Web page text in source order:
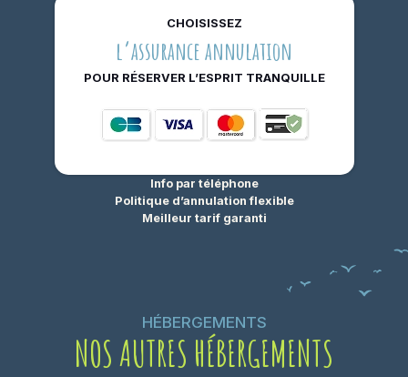
CHOISISSEZ
l’assurance annulation
POUR RÉSERVER L’ESPRIT TRANQUILLE
Info par téléphone
Politique d’annulation flexible
Meilleur tarif garanti
HÉBERGEMENTS
NOS AUTRES HÉBERGEMENTS